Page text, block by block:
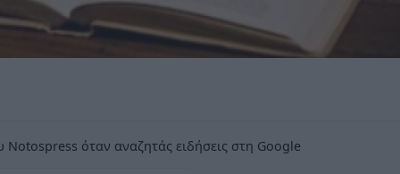
όταν αναζητάς ειδήσεις στη Google